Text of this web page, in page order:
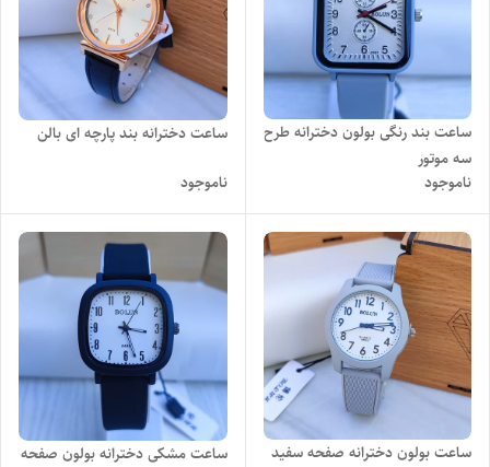
ساعت بند رنگی بولون دخترانه طرح
سه موتور
ناموجود
ساعت دخترانه بند پارچه ای بالن
ناموجود
ساعت بولون دخترانه صفحه سفید
ساعت مشکی دخترانه بولون صفحه